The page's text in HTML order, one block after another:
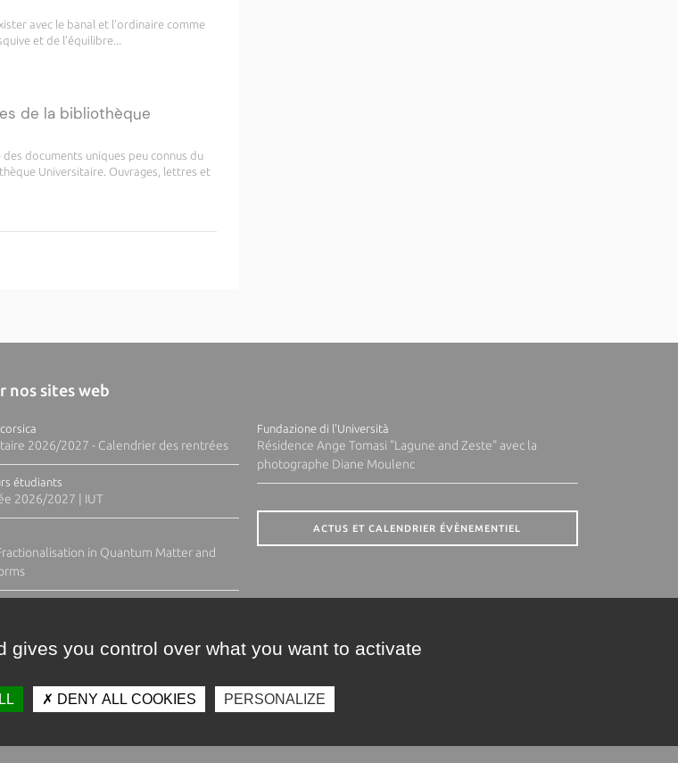
avec le banal et l’ordinaire comme
et de l’équilibre...
de la bibliothèque
documents uniques peu connus du
Universitaire. Ouvrages, lettres et
nos sites web
2026/2027 - Calendrier des rentrées
étudiants
2026/2027 | IUT
in Quantum Matter and
Fundazione di l'Università
Résidence Ange Tomasi "Lagune and Zeste" avec la
photographe Diane Moulenc
ACTUS ET CALENDRIER ÉVÈNEMENTIEL
gives you control over what you want to activate
DENY ALL COOKIES PERSONALIZE